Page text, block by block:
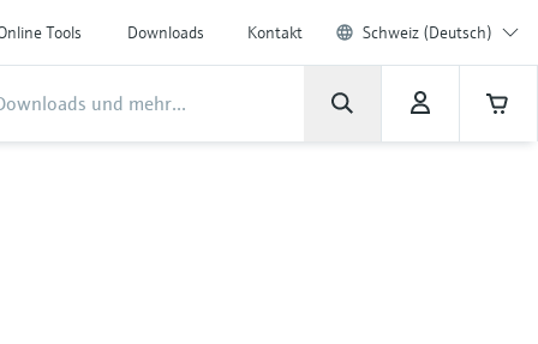
Tools Downloads Kontakt Schweiz (Deutsch)